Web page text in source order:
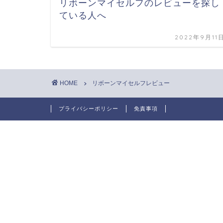
リボーンマイセルフのレビューを探し
ている人へ
2022年9月11
HOME リボーンマイセルフレビュー
プライバシーポリシー 免責事項